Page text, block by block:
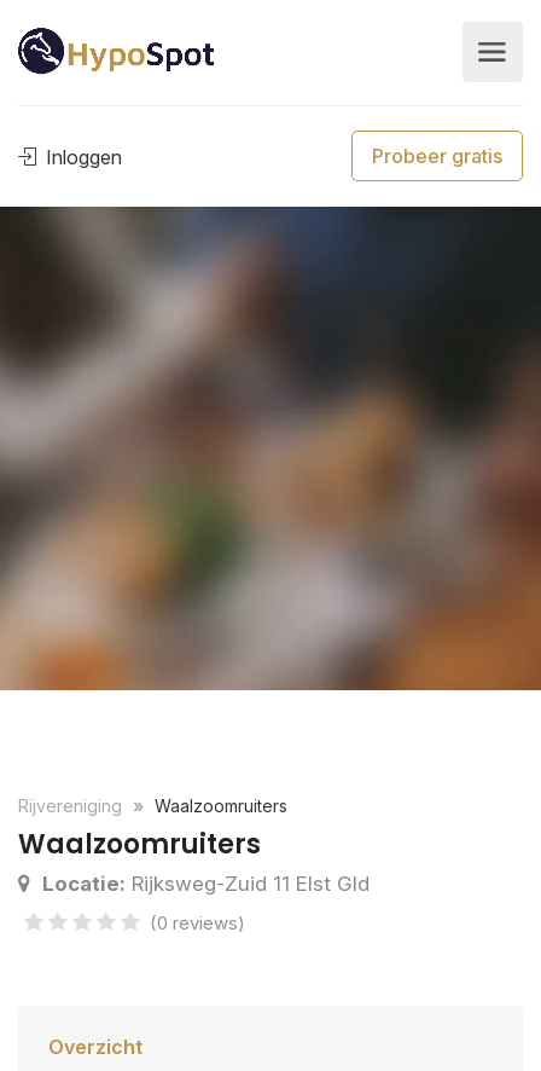
Inloggen Probeer gratis
Rijvereniging Waalzoomruiters
Waalzoomruiters
Locatie: Rijksweg-Zuid 11 Elst Gld
(0 reviews)
Overzicht